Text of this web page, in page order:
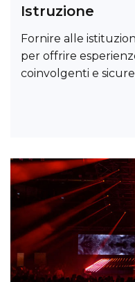
Istruzione
Fornire alle
per offrire
coinvolgenti e